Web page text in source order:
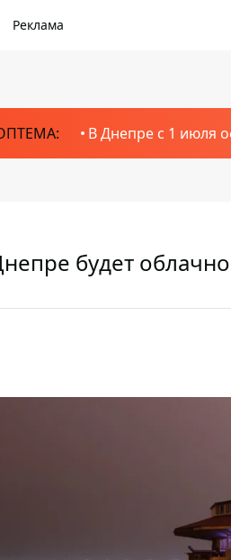
Реклама
В Днепре с 1 июля
будет облачно